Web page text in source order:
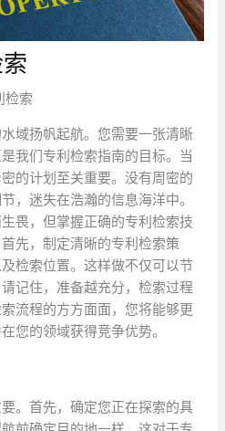
检索
域扬帆起航。您需要一张清晰
我们专利检索指南的目标。当
的计划至关重要。没有周密的
，迷失在浩瀚的信息海洋中。
畏，但掌握正确的专利检索技
先，制定清晰的专利检索策
检索位置。这样做不仅可以节
记住，准备越充分，检索过程
流程的方方面面，您将能够更
您的领域获得竞争优势。
。首先，确定您正在探索的具